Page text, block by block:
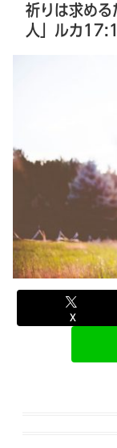
祈りは求め
人」ルカ
X